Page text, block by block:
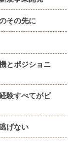
その先に
とポジショニ
験すべてがビ
げない